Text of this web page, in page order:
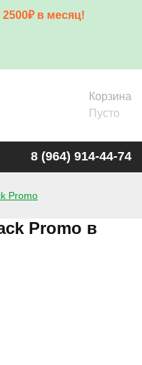
2500₽ в месяц!
Корзина
Пусто
8 (964) 914-44-74
Promo
Promo в